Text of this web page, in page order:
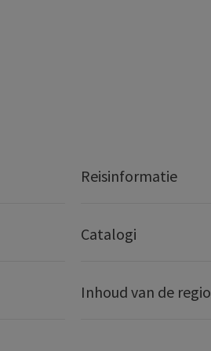
Reisinformatie
Catalogi
Inhoud van de regio